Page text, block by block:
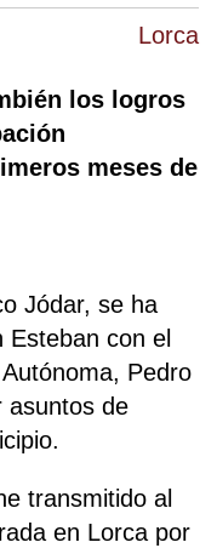
Lorca
los logros
meses de
Jódar, se ha
con el
Pedro
asuntos de
transmitido al
en Lorca por